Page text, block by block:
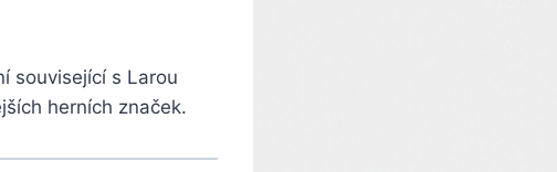
související s Larou
herních značek.